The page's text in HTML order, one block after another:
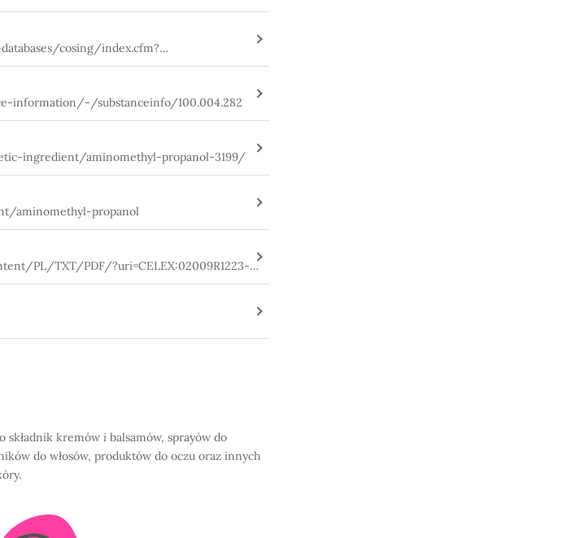
cosing/index.cfm?
information/-/substanceinfo/100.004.282
ingredient/aminomethyl-propanol-3199/
aminomethyl-propanol
PL/TXT/PDF/?uri=CELEX:02009R1223-
kremów i balsamów, sprayów do
do włosów, produktów do oczu oraz innych